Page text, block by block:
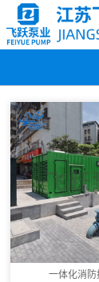
一体化消防